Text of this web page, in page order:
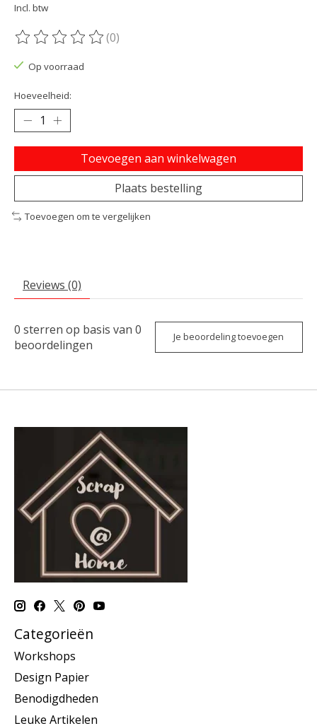
Incl. btw
De beoordeling van dit product is
(0)
Op voorraad
Hoeveelheid:
Toevoegen aan winkelwagen
Plaats bestelling
Toevoegen om te vergelijken
Reviews (0)
0 sterren op basis van 0
beoordelingen
Je beoordeling toevoegen
Categorieën
Workshops
Design Papier
Benodigdheden
Leuke Artikelen